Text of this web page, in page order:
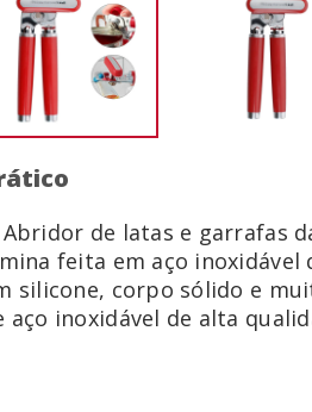
Abridor de latas e garrafas
feita em aço
silicone, corpo sólido e
aço inoxidável de alta